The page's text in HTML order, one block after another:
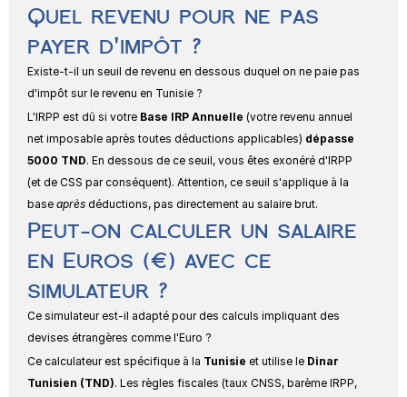
Quel revenu pour ne pas
payer d'impôt ?
Existe-t-il un seuil de revenu en dessous duquel on ne paie pas
d'impôt sur le revenu en Tunisie ?
L'IRPP est dû si votre Base IRP Annuelle (votre revenu annuel
net imposable après toutes déductions applicables) dépasse
5000 TND. En dessous de ce seuil, vous êtes exonéré d'IRPP
(et de CSS par conséquent). Attention, ce seuil s'applique à la
base après déductions, pas directement au salaire brut.
Peut-on calculer un salaire
en Euros (€) avec ce
simulateur ?
Ce simulateur est-il adapté pour des calculs impliquant des
devises étrangères comme l'Euro ?
Ce calculateur est spécifique à la Tunisie et utilise le Dinar
Tunisien (TND). Les règles fiscales (taux CNSS, barème IRPP,